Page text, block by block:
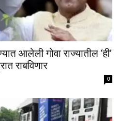
आलेली गोवा राज्यातील ‘ही’
राबविणार
0